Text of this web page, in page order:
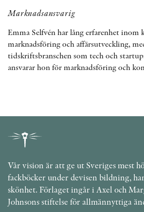
Marknadsansvarig
Emma Selfvén har lång erfarenhet
marknadsföring och affärsutveckling,
tidskriftsbranschen som tech och
ansvarar hon för marknadsföring och
Vår vision är att ge ut Sveriges mest
fackböcker under devisen bildning,
skönhet. Förlaget ingår i Axel och
Johnsons stiftelse för allmännyttiga